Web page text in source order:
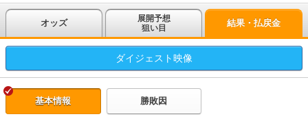
オッズ
展開予想
狙い目
結果・払戻金
ダイジェスト映像
基本情報 勝敗因